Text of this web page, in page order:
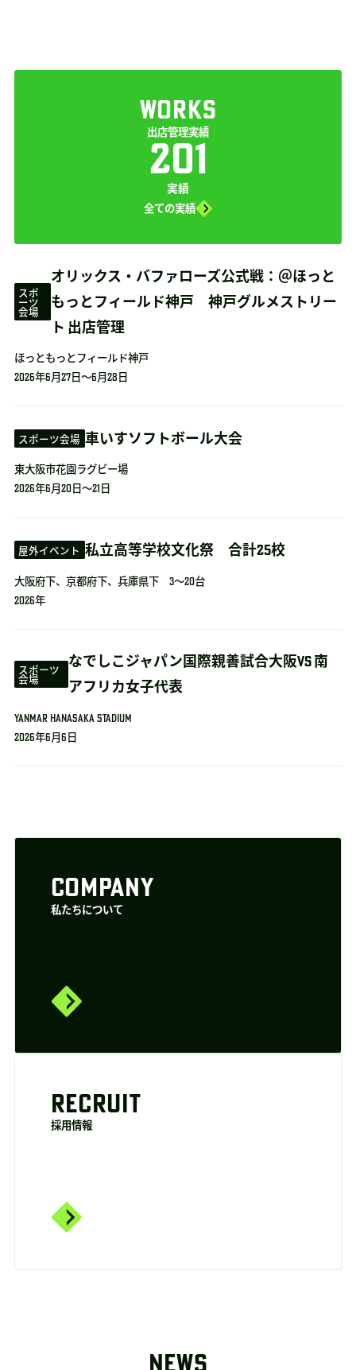
WORKS
出店管理実績
201
実績
全ての実績
スポ
ーツ
会場
オリックス・バファローズ公式戦：＠ほっと
もっとフィールド神戸 神戸グルメストリー
ト 出店管理
ほっともっとフィールド神戸
2026年6月27日～6月28日
スポーツ会場 車いすソフトボール大会
東大阪市花園ラグビー場
2026年6月20日～21日
屋外イベント 私立高等学校文化祭 合計25校
大阪府下、京都府下、兵庫県下 3～20台
2026年
スポーツ
会場
なでしこジャパン国際親善試合大阪VS 南
アフリカ女子代表
YANMAR HANASAKA STADIUM
2026年6月6日
COMPANY
私たちについて
RECRUIT
採用情報
NEWS